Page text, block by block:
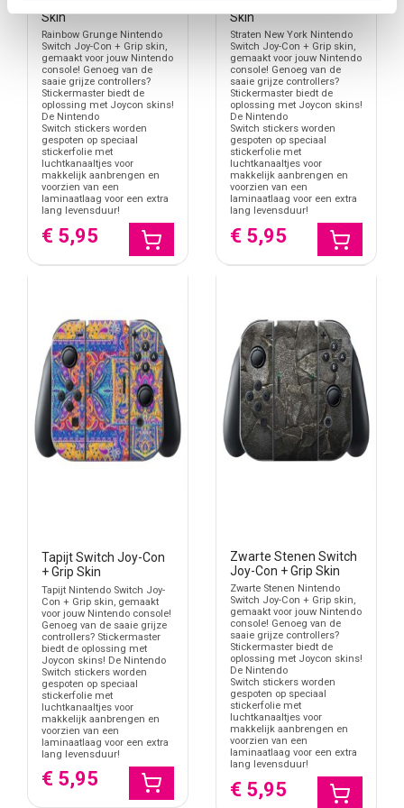
Skin
Rainbow Grunge Nintendo
Switch Joy-Con + Grip skin,
gemaakt voor jouw Nintendo
console! Genoeg van de
saaie grijze controllers?
Stickermaster biedt de
oplossing met Joycon skins!
De Nintendo
Switch stickers worden
gespoten op speciaal
stickerfolie met
luchtkanaaltjes voor
makkelijk aanbrengen en
voorzien van een
laminaatlaag voor een extra
lang levensduur!
€ 5,95
Skin
Straten New York Nintendo
Switch Joy-Con + Grip skin,
gemaakt voor jouw Nintendo
console! Genoeg van de
saaie grijze controllers?
Stickermaster biedt de
oplossing met Joycon skins!
De Nintendo
Switch stickers worden
gespoten op speciaal
stickerfolie met
luchtkanaaltjes voor
makkelijk aanbrengen en
voorzien van een
laminaatlaag voor een extra
lang levensduur!
€ 5,95
Tapijt Switch Joy-Con
+ Grip Skin
Tapijt Nintendo Switch Joy-
Con + Grip skin, gemaakt
voor jouw Nintendo console!
Genoeg van de saaie grijze
controllers? Stickermaster
biedt de oplossing met
Joycon skins! De Nintendo
Switch stickers worden
gespoten op speciaal
stickerfolie met
luchtkanaaltjes voor
makkelijk aanbrengen en
voorzien van een
laminaatlaag voor een extra
lang levensduur!
€ 5,95
Zwarte Stenen Switch
Joy-Con + Grip Skin
Zwarte Stenen Nintendo
Switch Joy-Con + Grip skin,
gemaakt voor jouw Nintendo
console! Genoeg van de
saaie grijze controllers?
Stickermaster biedt de
oplossing met Joycon skins!
De Nintendo
Switch stickers worden
gespoten op speciaal
stickerfolie met
luchtkanaaltjes voor
makkelijk aanbrengen en
voorzien van een
laminaatlaag voor een extra
lang levensduur!
€ 5,95